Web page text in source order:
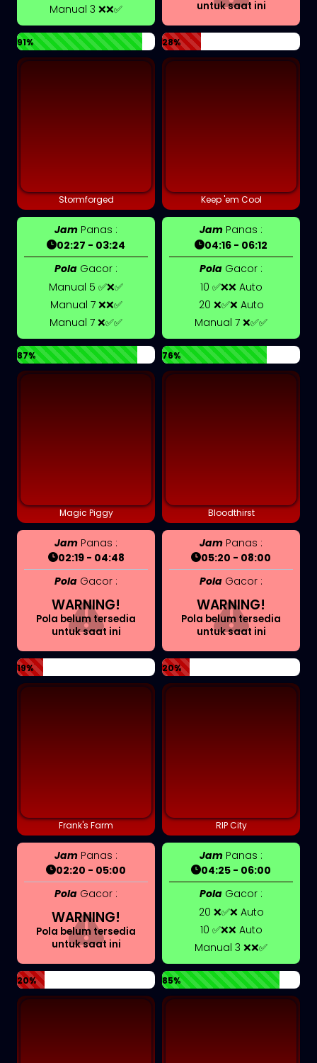
Manual 3 ❌❌✅
91%
untuk saat ini
28%
Stormforged
Jam Panas :
02:27 - 03:24
Pola Gacor :
Manual 5 ✅❌✅
Manual 7 ❌❌✅
Manual 7 ❌✅✅
87%
Keep 'em Cool
Jam Panas :
04:16 - 06:12
Pola Gacor :
10 ✅❌❌ Auto
20 ❌✅❌ Auto
Manual 7 ❌✅✅
76%
Magic Piggy
Jam Panas :
02:19 - 04:48
Pola Gacor :
WARNING!
Pola belum tersedia
untuk saat ini
19%
Bloodthirst
Jam Panas :
05:20 - 08:00
Pola Gacor :
WARNING!
Pola belum tersedia
untuk saat ini
20%
Frank's Farm
Jam Panas :
02:20 - 05:00
Pola Gacor :
WARNING!
Pola belum tersedia
untuk saat ini
20%
RIP City
Jam Panas :
04:25 - 06:00
Pola Gacor :
20 ❌✅❌ Auto
10 ✅❌❌ Auto
Manual 3 ❌❌✅
85%